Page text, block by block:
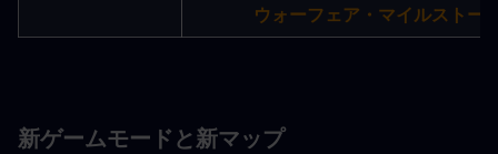
ウォーフェア・マイルストー
新ゲームモードと新マップ